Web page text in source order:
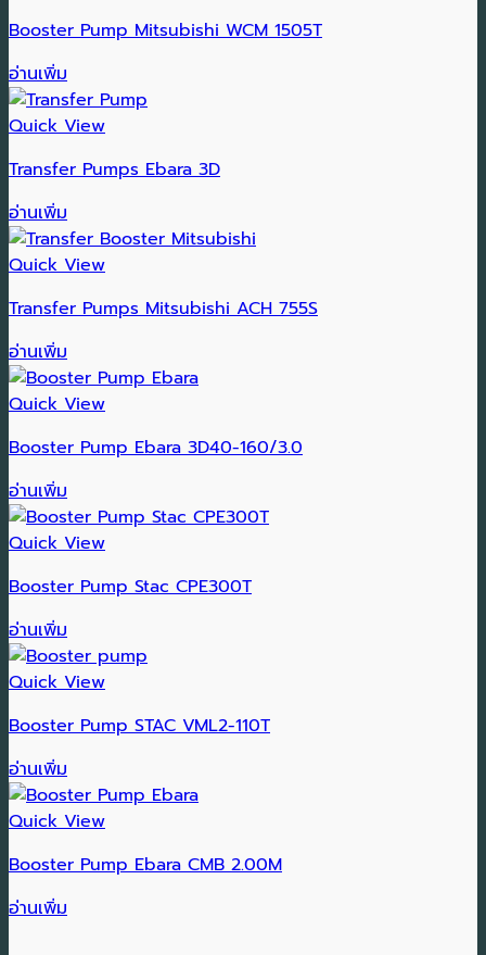
Booster Pump Mitsubishi WCM 1505T
อ่านเพิ่ม
Quick View
Transfer Pumps Ebara 3D
อ่านเพิ่ม
Quick View
Transfer Pumps Mitsubishi ACH 755S
อ่านเพิ่ม
Quick View
Booster Pump Ebara 3D40-160/3.0
อ่านเพิ่ม
Quick View
Booster Pump Stac CPE300T
อ่านเพิ่ม
Quick View
Booster Pump STAC VML2-110T
อ่านเพิ่ม
Quick View
Booster Pump Ebara CMB 2.00M
อ่านเพิ่ม